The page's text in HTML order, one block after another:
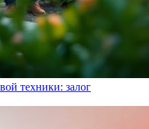
техники: залог